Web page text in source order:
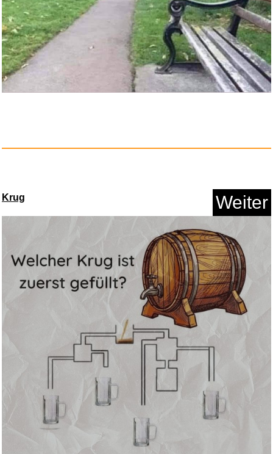
Psychos in Love...
Viennese Night at the Proms - ...
Krug Weiter